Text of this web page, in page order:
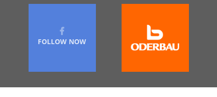
FOLLOW NOW